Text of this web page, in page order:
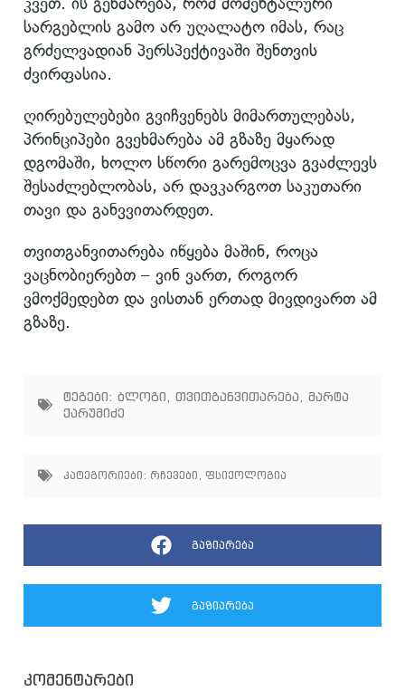
სარგებლის გამო არ უღალატო იმას, რაც
გრძელვადიან პერსპექტივაში შენთვის
ძვირფასია.
ღირებულებები გვიჩვენებს მიმართულებას,
პრინციპები გვეხმარება ამ გზაზე მყარად
დგომაში, ხოლო სწორი გარემოცვა გვაძლევს
შესაძლებლობას, არ დავკარგოთ საკუთარი
თავი და განვვითარდეთ.
თვითგანვითარება იწყება მაშინ, როცა
ვაცნობიერებთ – ვინ ვართ, როგორ
ვმოქმედებთ და ვისთან ერთად მივდივართ ამ
გზაზე.
ტეგები: ბლოგი თვითგანვითარება
მარტა
ქარუმიძე
კატეგორიები: რჩევები , ფსიქოლოგია
გაზიარება
გაზიარება
კომენტარები